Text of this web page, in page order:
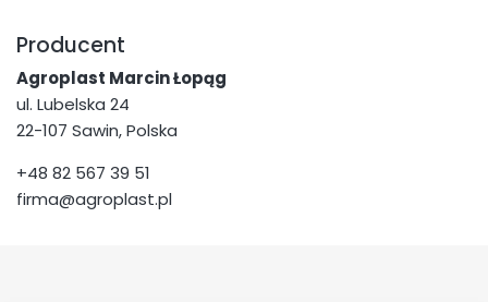
Producent
Agroplast Marcin Łopąg
ul. Lubelska 24
22-107 Sawin, Polska
+48 82 567 39 51
firma@agroplast.pl